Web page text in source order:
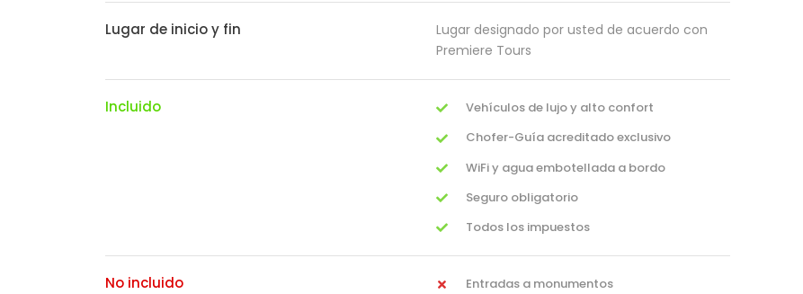
Lugar de inicio y fin
Lugar designado por usted de acuerdo con
Premiere Tours
Incluido
Vehículos de lujo y alto confort
Chofer-Guía acreditado exclusivo
WiFi y agua embotellada a bordo
Seguro obligatorio
Todos los impuestos
No incluido
Entradas a monumentos